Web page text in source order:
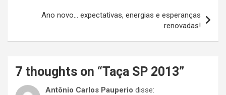
Ano novo… expectativas, energias e esperanças
renovadas!
7 thoughts on “Taça SP 2013”
Antônio Carlos Pauperio disse: